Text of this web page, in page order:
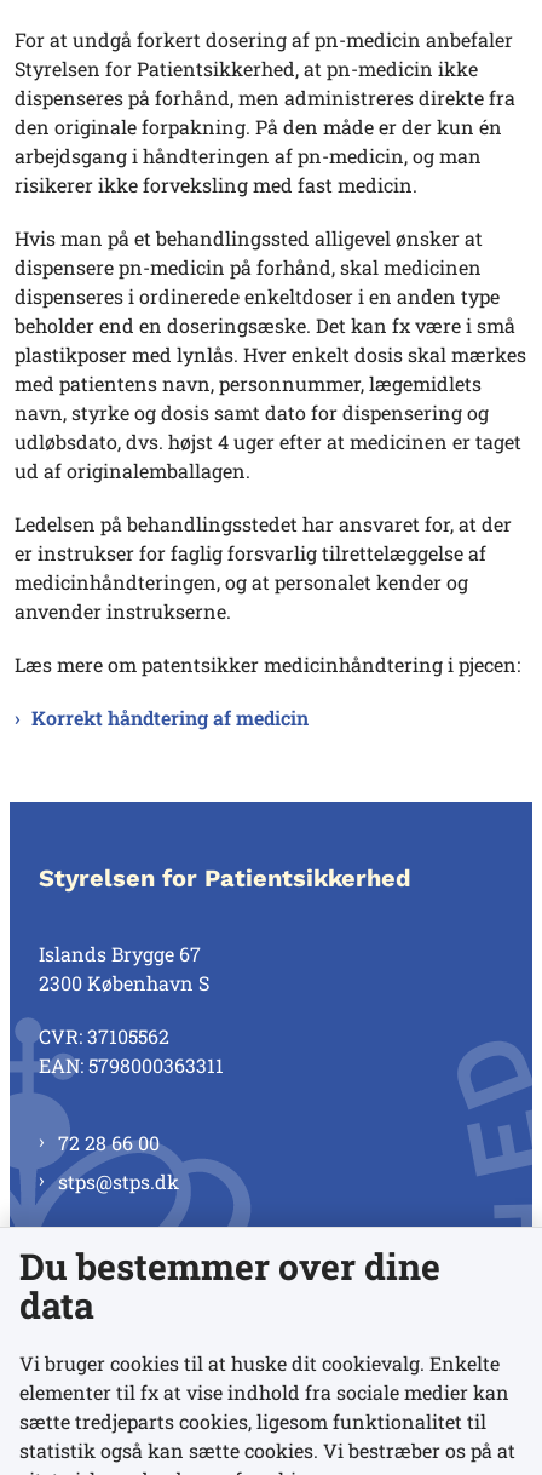
For at undgå forkert dosering af pn-medicin anbefaler
Styrelsen for Patientsikkerhed, at pn-medicin ikke
dispenseres på forhånd, men administreres direkte fra
den originale forpakning. På den måde er der kun én
arbejdsgang i håndteringen af pn-medicin, og man
risikerer ikke forveksling med fast medicin.
Hvis man på et behandlingssted alligevel ønsker at
dispensere pn-medicin på forhånd, skal medicinen
dispenseres i ordinerede enkeltdoser i en anden type
beholder end en doseringsæske. Det kan fx være i små
plastikposer med lynlås. Hver enkelt dosis skal mærkes
med patientens navn, personnummer, lægemidlets
navn, styrke og dosis samt dato for dispensering og
udløbsdato, dvs. højst 4 uger efter at medicinen er taget
ud af originalemballagen.
Ledelsen på behandlingsstedet har ansvaret for, at der
er instrukser for faglig forsvarlig tilrettelæggelse af
medicinhåndteringen, og at personalet kender og
anvender instrukserne.
Læs mere om patentsikker medicinhåndtering i pjecen:
Korrekt håndtering af medicin
Styrelsen for Patientsikkerhed
Islands Brygge 67
2300 København S
CVR: 37105562
EAN: 5798000363311
72 28 66 00
stps@stps.dk
Se alle kontaktnumre
Links
Du bestemmer over dine
data
Vi bruger cookies til at huske dit cookievalg. Enkelte
elementer til fx at vise indhold fra sociale medier kan
sætte tredjeparts cookies, ligesom funktionalitet til
statistik også kan sætte cookies. Vi bestræber os på at